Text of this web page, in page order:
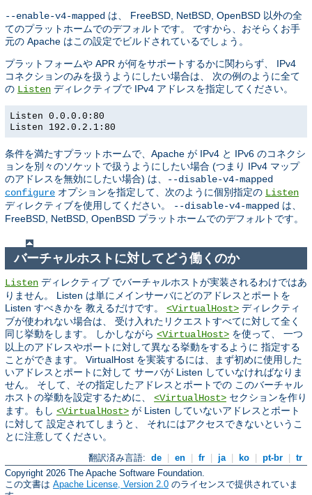
--enable-v4-mapped は、 FreeBSD, NetBSD, OpenBSD 以外の全
てのプラットホームでのデフォルトです。 ですから、おそらくお手
元の Apache はこの設定でビルドされているでしょう。
プラットフォームや APR が何をサポートするかに関わらず、 IPv4
コネクションのみを扱うようにしたい場合は、 次の例のように全て
の Listen ディレクティブで IPv4 アドレスを指定してください。
Listen 0.0.0.0:80
Listen 192.0.2.1:80
条件を満たすプラットホームで、Apache が IPv4 と IPv6 のコネクシ
ョンを別々のソケットで扱うようにしたい場合 (つまり IPv4 マップ
のアドレスを無効にしたい場合) は、
--disable-v4-mapped
configure オプションを指定して、次のように個別指定の Listen
ディレクティブを使用してください。
--disable-v4-mapped は、
FreeBSD, NetBSD, OpenBSD プラットホームでのデフォルトです。
バーチャルホストに対してどう働くのか
Listen ディレクティブ でバーチャルホストが実装されるわけではあ
りません。 Listen は単にメインサーバにどのアドレスとポートを
Listen すべきかを 教えるだけです。 <VirtualHost> ディレクティ
ブが使われない場合は、 受け入れたリクエストすべてに対して全く
同じ挙動をします。 しかしながら <VirtualHost> を使って、 一つ
以上のアドレスやポートに対して異なる挙動をするように 指定する
ことができます。 VirtualHost を実装するには、まず初めに使用した
いアドレスとポートに対して サーバが Listen していなければなりま
せん。 そして、その指定したアドレスとポートでの このバーチャル
ホストの挙動を設定するために、 <VirtualHost> セクションを作り
ます。もし <VirtualHost> が Listen していないアドレスとポート
に対して 設定されてしまうと、 それにはアクセスできないというこ
とに注意してください。
翻訳済み言語: de | en | fr | ja | ko | pt-br | tr
Copyright 2026 The Apache Software Foundation.
この文書は Apache License, Version 2.0 のライセンスで提供されていま